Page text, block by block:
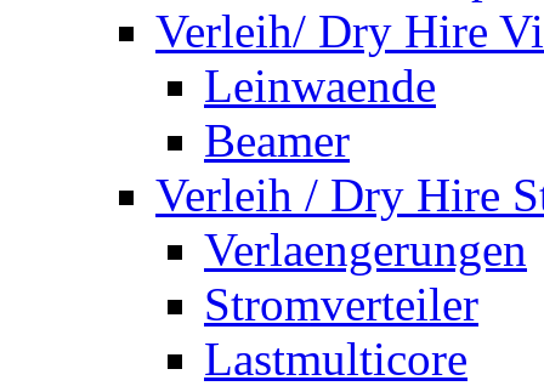
Verleih/ Dry Hire
Leinwaende
Beamer
Verleih / Dry Hire
Verlaengerungen
Stromverteiler
Lastmulticore